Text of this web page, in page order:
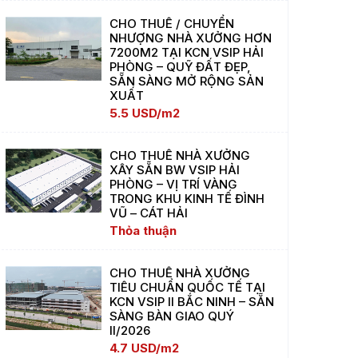
CHO THUÊ / CHUYỂN
NHƯỢNG NHÀ XƯỞNG HƠN
7200M2 TẠI KCN VSIP HẢI
PHÒNG – QUỸ ĐẤT ĐẸP,
SẴN SÀNG MỞ RỘNG SẢN
XUẤT
5.5 USD/m2
CHO THUÊ NHÀ XƯỞNG
XÂY SẴN BW VSIP HẢI
PHÒNG – VỊ TRÍ VÀNG
TRONG KHU KINH TẾ ĐÌNH
VŨ – CÁT HẢI
Thỏa thuận
CHO THUÊ NHÀ XƯỞNG
TIÊU CHUẨN QUỐC TẾ TẠI
KCN VSIP II BẮC NINH – SẴN
SÀNG BÀN GIAO QUÝ
II/2026
4.7 USD/m2